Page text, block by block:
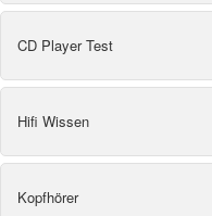
CD Player Test
Hifi Wissen
Kopfhörer